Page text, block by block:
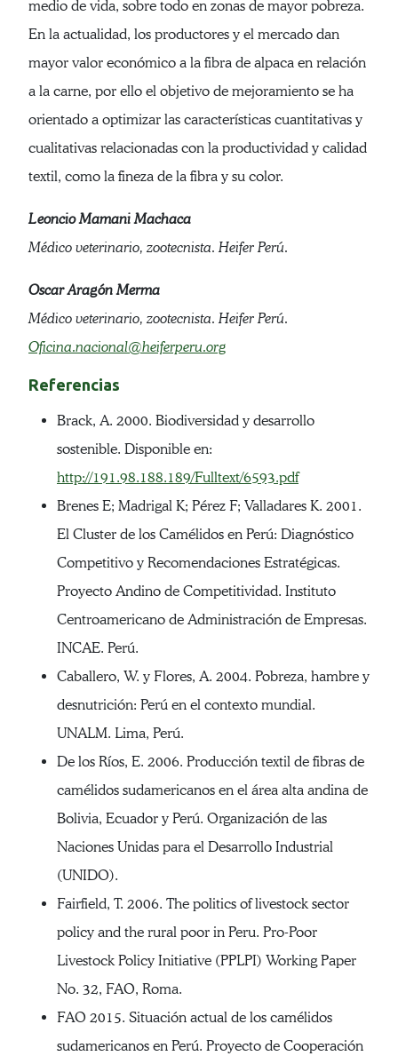
medio de vida, sobre todo en zonas de mayor pobreza.
En la actualidad, los productores y el mercado dan
mayor valor económico a la fibra de alpaca en relación
a la carne, por ello el objetivo de mejoramiento se ha
orientado a optimizar las características cuantitativas y
cualitativas relacionadas con la productividad y calidad
textil, como la fineza de la fibra y su color.
Leoncio Mamani Machaca
Médico veterinario, zootecnista. Heifer Perú.
Oscar Aragón Merma
Médico veterinario, zootecnista. Heifer Perú.
Oficina.nacional@heiferperu.org
Referencias
Brack, A. 2000. Biodiversidad y desarrollo
sostenible. Disponible en:
http://191.98.188.189/Fulltext/6593.pdf
Brenes E; Madrigal K; Pérez F; Valladares K. 2001.
El Cluster de los Camélidos en Perú: Diagnóstico
Competitivo y Recomendaciones Estratégicas.
Proyecto Andino de Competitividad. Instituto
Centroamericano de Administración de Empresas.
INCAE. Perú.
Caballero, W. y Flores, A. 2004. Pobreza, hambre y
desnutrición: Perú en el contexto mundial.
UNALM. Lima, Perú.
De los Ríos, E. 2006. Producción textil de fibras de
camélidos sudamericanos en el área alta andina de
Bolivia, Ecuador y Perú. Organización de las
Naciones Unidas para el Desarrollo Industrial
(UNIDO).
Fairfield, T. 2006. The politics of livestock sector
policy and the rural poor in Peru. Pro-Poor
Livestock Policy Initiative (PPLPI) Working Paper
No. 32, FAO, Roma.
FAO 2015. Situación actual de los camélidos
sudamericanos en Perú. Proyecto de Cooperación